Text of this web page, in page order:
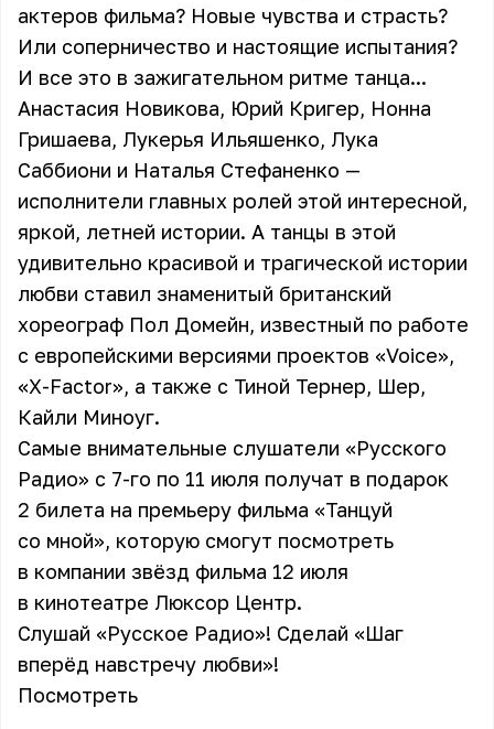
актеров фильма? Новые чувства и страсть?
Или соперничество и настоящие испытания?
И все это в зажигательном ритме танца...
Анастасия Новикова, Юрий Кригер, Нонна
Гришаева, Лукерья Ильяшенко, Лука
Саббиони и Наталья Стефаненко —
исполнители главных ролей этой интересной,
яркой, летней истории. А танцы в этой
удивительно красивой и трагической истории
любви ставил знаменитый британский
хореограф Пол Домейн, известный по работе
с европейскими версиями проектов «Voice»,
«X-Factor», а также с Тиной Тернер, Шер,
Кайли Миноуг.
Самые внимательные слушатели «Русского
Радио» с 7-го по 11 июля получат в подарок
2 билета на премьеру фильма «Танцуй
со мной», которую смогут посмотреть
в компании звёзд фильма 12 июля
в кинотеатре Люксор Центр.
Слушай «Русское Радио»! Сделай «Шаг
вперёд навстречу любви»!
Посмотреть